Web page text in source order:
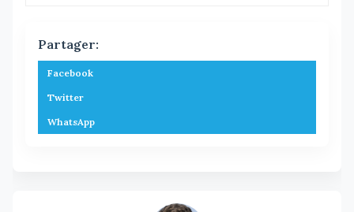
Partager:
Facebook
Twitter
WhatsApp